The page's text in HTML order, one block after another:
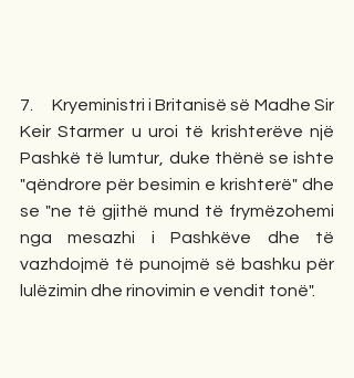
7.     Kryeministri i Britanisë së Madhe Sir
Keir Starmer u uroi të krishterëve një
Pashkë të lumtur, duke thënë se ishte
"qëndrore për besimin e krishterë" dhe
se "ne të gjithë mund të frymëzohemi
nga mesazhi i Pashkëve dhe të
vazhdojmë të punojmë së bashku për
lulëzimin dhe rinovimin e vendit tonë".